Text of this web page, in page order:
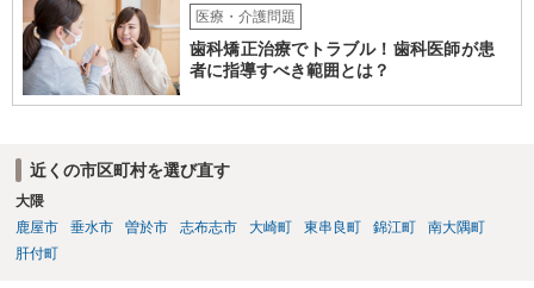
い。施設の方には、「こちらも弁護士に相談します」と告げ、支払い
はせず、弁護士にご相談されることをお勧めします。 ご参考になれば
幸いです。
医療・介護問題
歯科矯正治療でトラブル！歯科医師が患
者に指導すべき範囲とは？
近くの市区町村を選び直す
大隈
鹿屋市
垂水市 曽於市 志布志市 大崎町 東串良町 錦江町
南大隅町
肝付町